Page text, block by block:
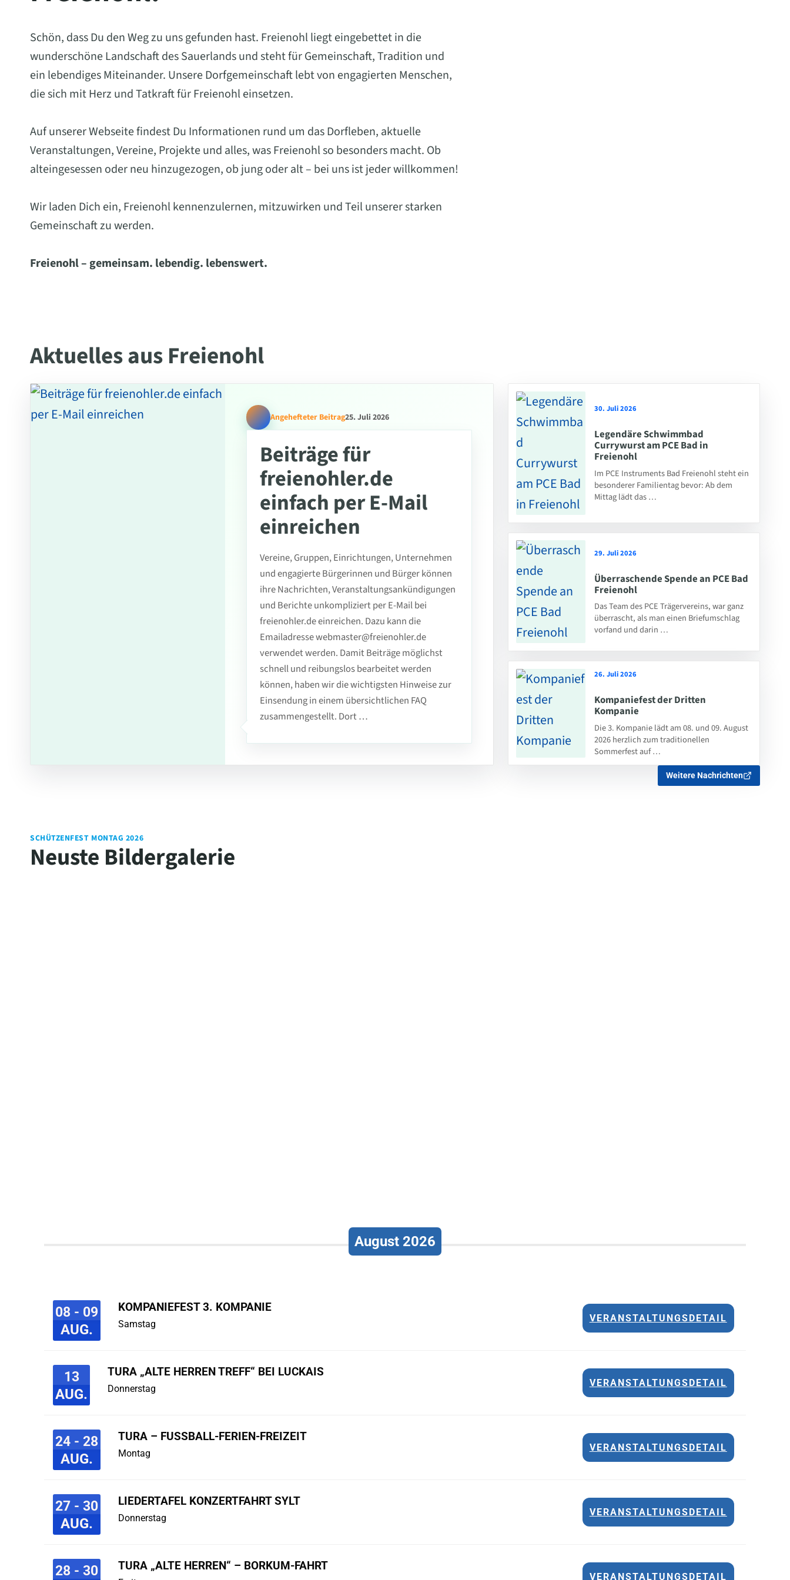
Schön, dass Du den Weg zu uns gefunden hast. Freienohl liegt eingebettet in die
wunderschöne Landschaft des Sauerlands und steht für Gemeinschaft, Tradition und
ein lebendiges Miteinander. Unsere Dorfgemeinschaft lebt von engagierten Menschen,
die sich mit Herz und Tatkraft für Freienohl einsetzen.
Auf unserer Webseite findest Du Informationen rund um das Dorfleben, aktuelle
Veranstaltungen, Vereine, Projekte und alles, was Freienohl so besonders macht. Ob
alteingesessen oder neu hinzugezogen, ob jung oder alt – bei uns ist jeder willkommen!
Wir laden Dich ein, Freienohl kennenzulernen, mitzuwirken und Teil unserer starken
Gemeinschaft zu werden.
Freienohl – gemeinsam. lebendig. lebenswert.
Aktuelles aus Freienohl
Angehefteter Beitrag25. Juli 2026
Beiträge für
freienohler.de
einfach per E-Mail
einreichen
Vereine, Gruppen, Einrichtungen, Unternehmen
und engagierte Bürgerinnen und Bürger können
ihre Nachrichten, Veranstaltungsankündigungen
und Berichte unkompliziert per E-Mail bei
freienohler.de einreichen. Dazu kann die
Emailadresse webmaster@freienohler.de
verwendet werden. Damit Beiträge möglichst
schnell und reibungslos bearbeitet werden
können, haben wir die wichtigsten Hinweise zur
Einsendung in einem übersichtlichen FAQ
zusammengestellt. Dort …
30. Juli 2026
Legendäre Schwimmbad
Currywurst am PCE Bad in
Freienohl
Im PCE Instruments Bad Freienohl steht ein
besonderer Familientag bevor: Ab dem
Mittag lädt das …
29. Juli 2026
Überraschende Spende an PCE Bad
Freienohl
Das Team des PCE Trägervereins, war ganz
überrascht, als man einen Briefumschlag
vorfand und darin …
26. Juli 2026
Kompaniefest der Dritten
Kompanie
Die 3. Kompanie lädt am 08. und 09. August
2026 herzlich zum traditionellen
Sommerfest auf …
Weitere Nachrichten
SCHÜTZENFEST MONTAG 2026
Neuste Bildergalerie
August 2026
08 - 09
AUG.
KOMPANIEFEST 3. KOMPANIE
Samstag
VERANSTALTUNGSDETAIL
13
AUG.
TURA „ALTE HERREN TREFF“ BEI LUCKAIS
Donnerstag
VERANSTALTUNGSDETAIL
24 - 28
AUG.
TURA – FUSSBALL-FERIEN-FREIZEIT
Montag
VERANSTALTUNGSDETAIL
27 - 30
AUG.
LIEDERTAFEL KONZERTFAHRT SYLT
Donnerstag
VERANSTALTUNGSDETAIL
28 - 30 TURA „ALTE HERREN“ – BORKUM-FAHRT
VERANSTALTUNGSDETAIL